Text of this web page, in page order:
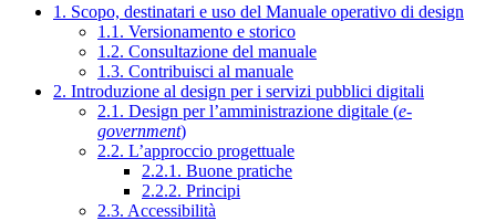
1. Scopo, destinatari e uso del Manuale operativo di design
1.1. Versionamento e storico
1.2. Consultazione del manuale
1.3. Contribuisci al manuale
2. Introduzione al design per i servizi pubblici digitali
2.1. Design per l’amministrazione digitale (e-
government)
2.2. L’approccio progettuale
2.2.1. Buone pratiche
2.2.2. Principi
2.3. Accessibilità